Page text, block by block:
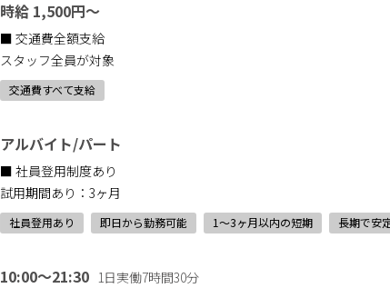
時給 1,500円～
■ 交通費全額支給
スタッフ全員が対象
交通費すべて支給
アルバイト/パート
■ 社員登用制度あり
試用期間あり：3ヶ月
社員登用あり 即日から勤務可能 1〜3ヶ月以内の短期 長期で安
10:00～21:30 1日実働7時間30分